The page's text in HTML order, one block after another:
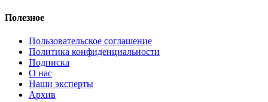
Полезное
Пользовательское соглашение
Политика конфиденциальности
Подписка
О нас
Наши эксперты
Архив